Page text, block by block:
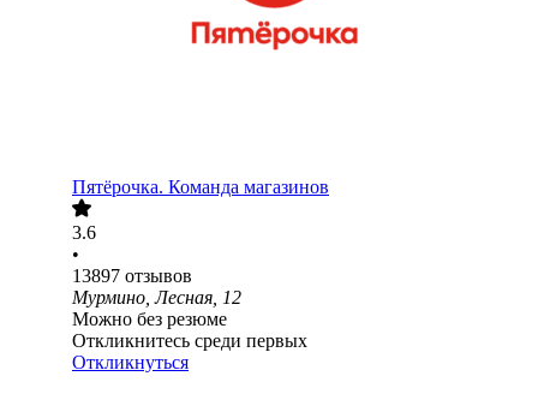
Пятёрочка. Команда магазинов
3.6
•
13897 отзывов
Мурмино, Лесная, 12
Можно без резюме
Откликнитесь среди первых
Откликнуться